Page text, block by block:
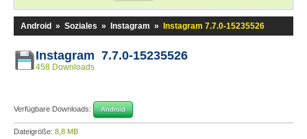
Android » Soziales » Instagram » Instagram 7.7.0-15235526
Instagram 7.7.0-15235526
458 Downloads
Verfügbare Downloads: Android
Dateigröße: 8,8 MB